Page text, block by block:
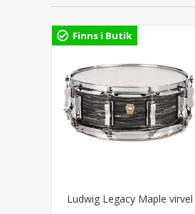
Finns i Butik
Ludwig Legacy Maple virvel